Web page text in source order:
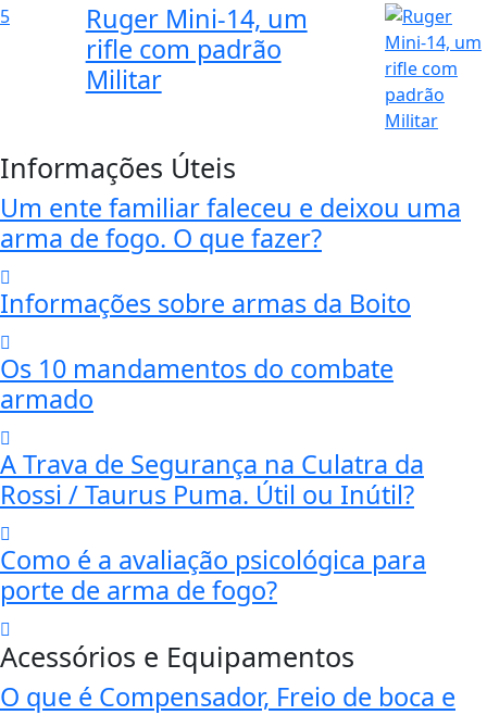
5
Ruger Mini-14, um
rifle com padrão
Militar
Informações Úteis
Um ente familiar faleceu e deixou uma
arma de fogo. O que fazer?
Informações sobre armas da Boito
Os 10 mandamentos do combate
armado
A Trava de Segurança na Culatra da
Rossi / Taurus Puma. Útil ou Inútil?
Como é a avaliação psicológica para
porte de arma de fogo?
Acessórios e Equipamentos
O que é Compensador, Freio de boca e